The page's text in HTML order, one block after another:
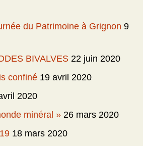
du Patrimoine à Grignon 9
BIVALVES 22 juin 2020
confiné 19 avril 2020
2020
minéral » 26 mars 2020
18 mars 2020